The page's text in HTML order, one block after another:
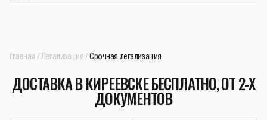
Главная Легализация Срочная легализация
ДОСТАВКА В КИРЕЕВСКЕ БЕСПЛАТНО, ОТ 2-Х
ДОКУМЕНТОВ